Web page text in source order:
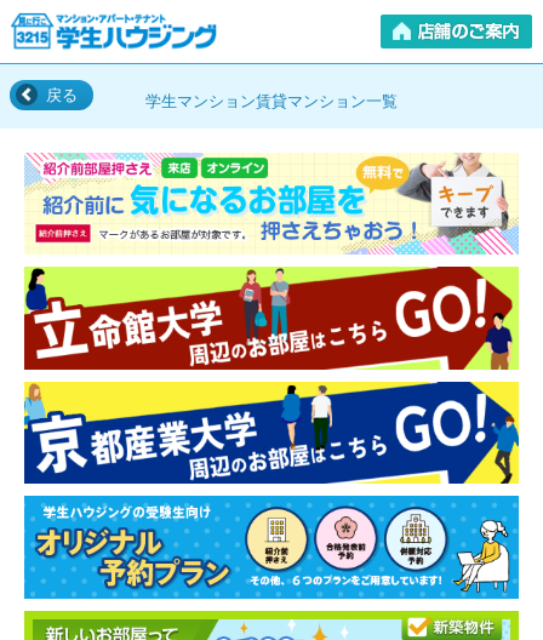
戻る 学生マンション賃貸マンション一覧